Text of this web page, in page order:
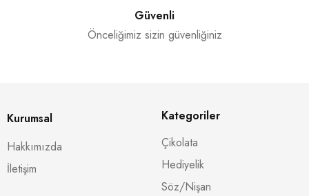
Güvenli
Önceliğimiz sizin güvenliğiniz
Kurumsal
Hakkımızda
İletişim
Kategoriler
Çikolata
Hediyelik
Söz/Nişan